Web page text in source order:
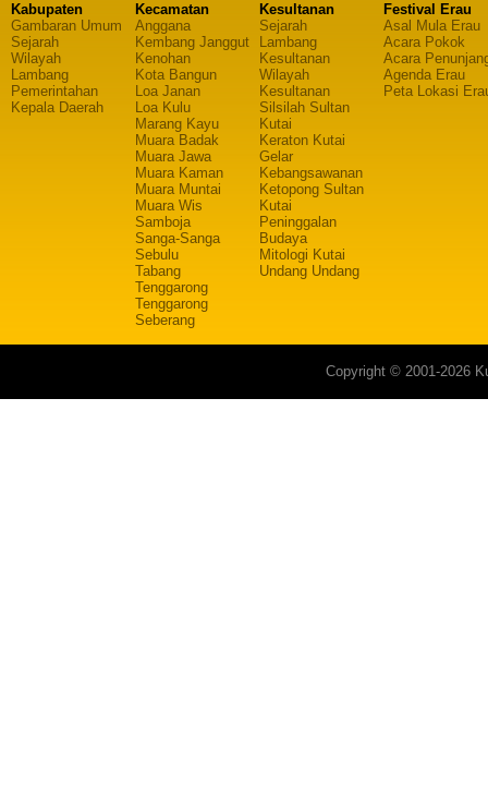
Kabupaten
Gambaran Umum
Sejarah
Wilayah
Lambang
Pemerintahan
Kepala Daerah
Kecamatan
Anggana
Kembang Janggut
Kenohan
Kota Bangun
Loa Janan
Loa Kulu
Marang Kayu
Muara Badak
Muara Jawa
Muara Kaman
Muara Muntai
Muara Wis
Samboja
Sanga-Sanga
Sebulu
Tabang
Tenggarong
Tenggarong
Seberang
Kesultanan
Sejarah
Lambang
Kesultanan
Wilayah
Kesultanan
Silsilah Sultan
Kutai
Keraton Kutai
Gelar
Kebangsawanan
Ketopong Sultan
Kutai
Peninggalan
Budaya
Mitologi Kutai
Undang Undang
Festival Erau
Asal Mula Erau
Acara Pokok
Acara
Agenda Erau
Peta Lokasi
Copyright © 2001-2026